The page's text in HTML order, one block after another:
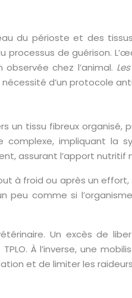
du périoste et des
de guérison.
chez l’animal.
d’un protocole
un tissu fibreux organisé,
impliquant la
assurant l’apport nutritif
à froid ou après un
peu comme si
Un excès de
À l’inverse, une
et de limiter les